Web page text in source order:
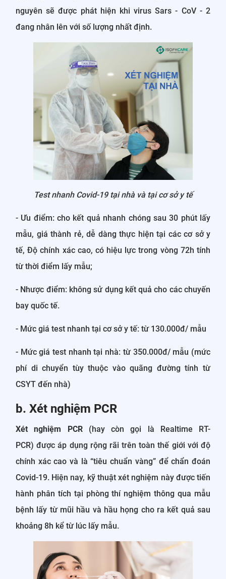
nguyên sẽ được phát hiện khi virus Sars - CoV - 2
đang nhân lên với số lượng nhất định.
Test nhanh Covid-19 tại nhà và tại cơ sở y tế
- Ưu điểm: cho kết quả nhanh chóng sau 30 phút lấy
mẫu, giá thành rẻ, dễ dàng thực hiện tại các cơ sở y
tế, Độ chính xác cao, có hiệu lực trong vòng 72h tính
từ thời điểm lấy mẫu;
- Nhược điểm: không sử dụng kết quả cho các chuyến
bay quốc tế.
- Mức giá test nhanh tại cơ sở y tế: từ 130.000đ/ mẫu
- Mức giá test nhanh tại nhà: từ 350.000đ/ mẫu (mức
phí di chuyển tùy thuộc vào quãng đường tính từ
CSYT đến nhà)
b. Xét nghiệm PCR
Xét nghiệm PCR(hay còn gọi là Realtime RT-
PCR) được áp dụng rộng rãi trên toàn thế giới với độ
chính xác cao và là “tiêu chuẩn vàng” để chẩn đoán
Covid-19. Hiện nay, kỹ thuật xét nghiệm này được tiến
hành phân tích tại phòng thí nghiệm thông qua mẫu
bệnh lấy từ mũi hầu và hầu họng cho ra kết quả sau
khoảng 8h kể từ lúc lấy mẫu.